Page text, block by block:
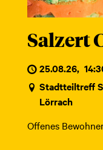
Salzert
25.08.26,
Stadtteiltreff
Lörrach
Offenes